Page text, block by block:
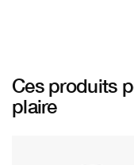
Ces produits
plaire